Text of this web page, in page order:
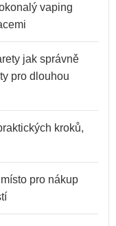
vaping
jak správně
pro dlouhou
kroků,
pro nákup